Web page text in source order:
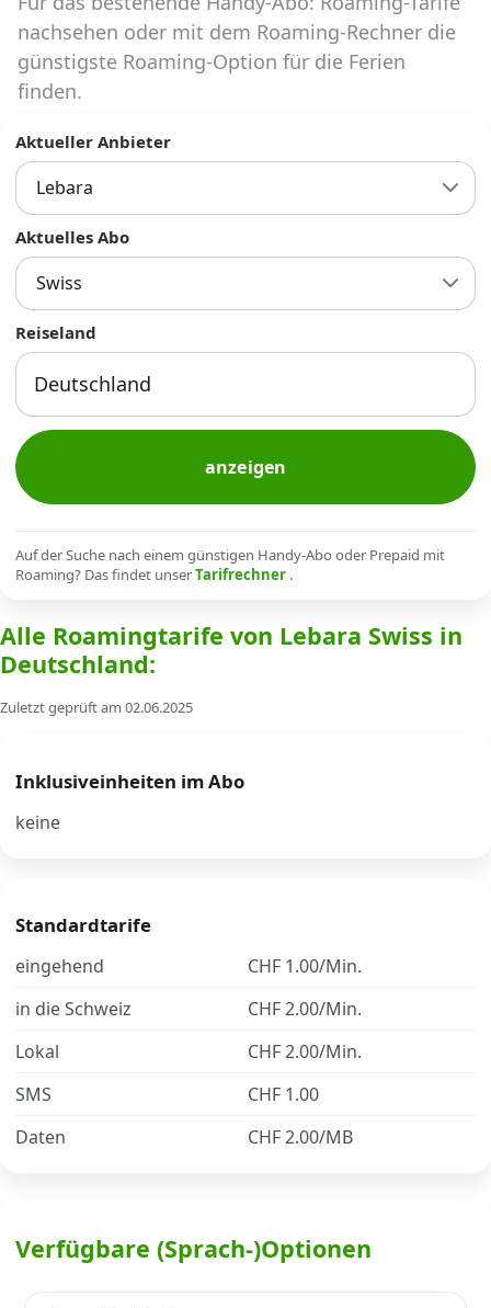
Abos für Tablets, Hotspots und Smart
Watches
Alle Anbieter
Handy-Abo-Aktionen
Handy-Abo kündigen oder
Alle Mobile-Vergleiche
Internet, TV, Telefon
Kombi-Angebote
News
Über uns
Datenschutz
nachsehen oder mit dem Roaming-Rechner die
günstigste Roaming-Option für die Ferien
finden.
Aktueller Anbieter
Lebara
Aktuelles Abo
Swiss
Reiseland
anzeigen
Auf der Suche nach einem günstigen Handy-Abo oder Prepaid mit
Roaming? Das findet unserTarifrechner .
Alle Roamingtarife von Lebara Swiss in
Deutschland:
Zuletzt geprüft am 02.06.2025
Inklusiveinheiten im Abo
keine
Standardtarife
eingehend
CHF 1.00/Min.
in die Schweiz
CHF 2.00/Min.
Lokal
CHF 2.00/Min.
SMS
CHF 1.00
Daten
CHF 2.00/MB
Verfügbare (Sprach-)Optionen